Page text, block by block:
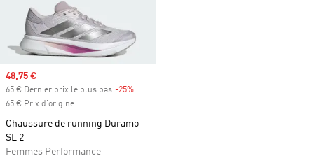
Prix soldé
48,75 €
65 € Dernier prix le plus bas -25%
65 € Prix d'origine
Chaussure de running Duramo
SL 2
Femmes Performance